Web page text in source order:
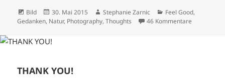
Format
Bild
Veröffentlicht
am
30. Mai 2015 Autor
Stephanie Zarnic Kategorien
Feel Good,
Gedanken, Natur, Photography,Thoughts 46 Kommentare
THANK YOU!